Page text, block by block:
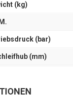
(kg)
(bar)
(mm)